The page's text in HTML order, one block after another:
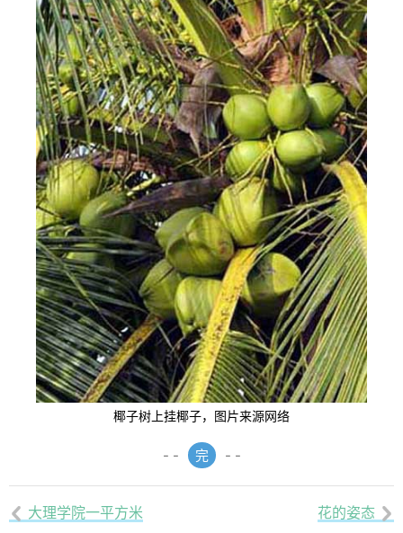
椰子树上挂椰子，图片来源网络
- - 完 - -
 大理学院一平方米 花的姿态 